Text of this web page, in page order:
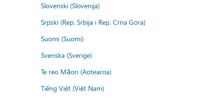
Slovenski (Slovenija)
Srpski (Rep. Srbija i Rep. Crna Gora)
Suomi (Suomi)
Svenska (Sverige)
Te reo Māori (Aotearoa)
Tiếng Việt (Việt Nam)